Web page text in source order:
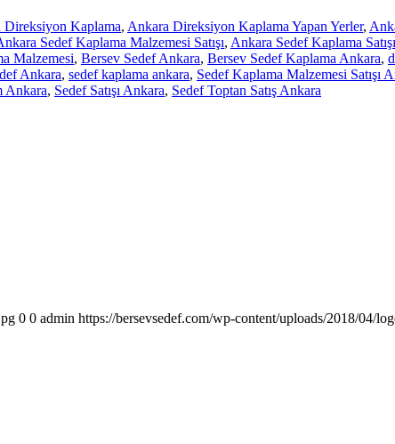
Direksiyon Kaplama, Ankara Direksiyon Kaplama Yapan Yerler,
Sedef Kaplama Malzemesi Satışı, Ankara Sedef Kaplama Satışı
Malzemesi, Bersev Sedef Ankara, Bersev Sedef Kaplama Ankara,
Ankara, sedef kaplama ankara, Sedef Kaplama Malzemesi Satışı
Ankara, Sedef Satışı Ankara, Sedef Toptan Satış Ankara
0 0 admin https://bersevsedef.com/wp-content/uploads/2018/04/